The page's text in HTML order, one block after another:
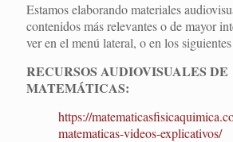
Estamos elaborando materiales
contenidos más relevantes o de mayor
ver en el menú lateral, o en los
RECURSOS AUDIOVISUALES DE
MATEMÁTICAS:
https://
matematicas-videos-explicativos/